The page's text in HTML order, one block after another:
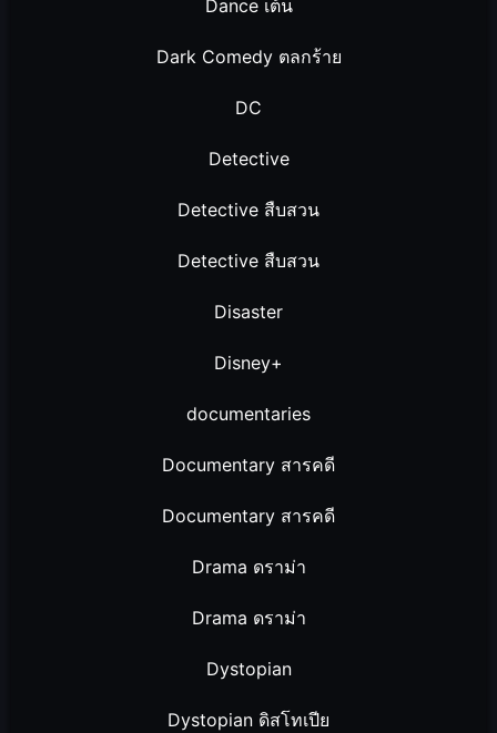
Dance เต้น
Dark Comedy ตลกร้าย
DC
Detective
Detective สืบสวน
Detective สืบสวน
Disaster
Disney+
documentaries
Documentary สารคดี
Documentary สารคดี
Drama ดราม่า
Drama ดราม่า
Dystopian
Dystopian ดิสโทเปีย